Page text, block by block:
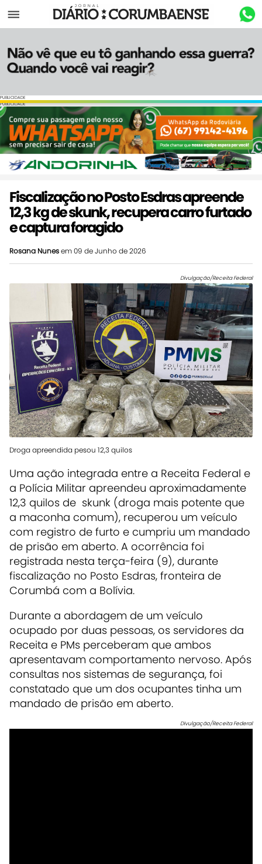
Menu
PUBLICIDADE
PUBLICIDADE
Fiscalização no Posto Esdras apreende
12,3 kg de skunk, recupera carro furtado
e captura foragido
Rosana Nunesem 09 de Junho de 2026
Divulgação/Receita Federal
Droga apreendida pesou 12,3 quilos
Uma ação integrada entre a Receita Federal e
a Polícia Militar apreendeu aproximadamente
12,3 quilos de skunk (droga mais potente que
a maconha comum), recuperou um veículo
com registro de furto e cumpriu um mandado
de prisão em aberto. A ocorrência foi
registrada nesta terça-feira (9), durante
fiscalização no Posto Esdras, fronteira de
Corumbá com a Bolívia.
Durante a abordagem de um veículo
ocupado por duas pessoas, os servidores da
Receita e PMs perceberam que ambos
apresentavam comportamento nervoso. Após
consultas nos sistemas de segurança, foi
constatado que um dos ocupantes tinha um
mandado de prisão em aberto.
Divulgação/Receita Federal